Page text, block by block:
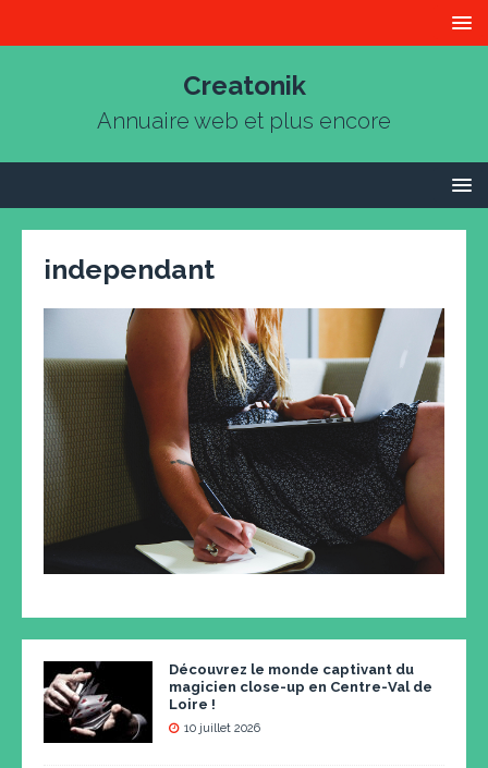
Creatonik
Annuaire web et plus encore
independant
Découvrez le monde captivant du
magicien close-up en Centre-Val de
Loire !
10 juillet 2026